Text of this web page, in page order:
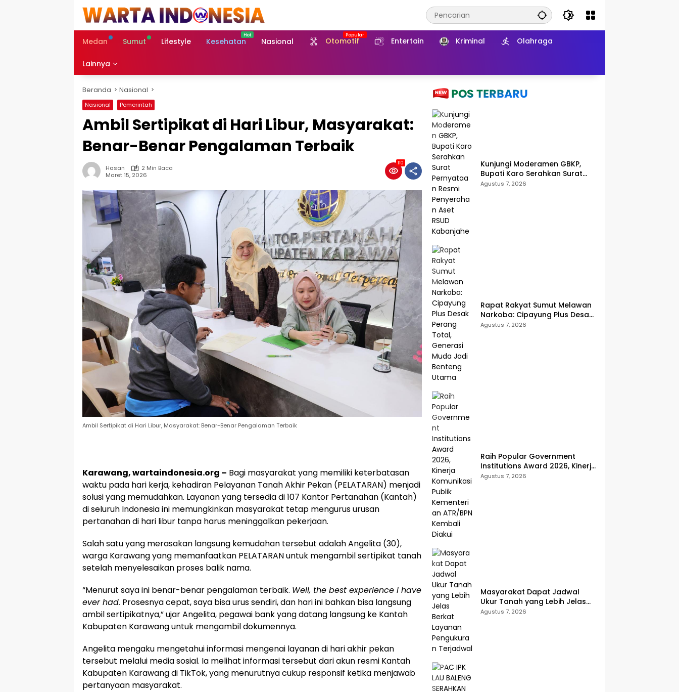
Medan
Sumut Lifestyle Kesehatan Nasional Otomotif Entertain Kriminal Olahraga
Lainnya
Beranda Nasional
Nasional Pemerintah
Ambil Sertipikat di Hari Libur, Masyarakat:
Benar-Benar Pengalaman Terbaik
Hasan
2 Min Baca
Maret 15, 2026
110
Ambil Sertipikat di Hari Libur, Masyarakat: Benar-Benar Pengalaman Terbaik
Karawang, wartaindonesia.org – Bagi masyarakat yang memiliki keterbatasan
waktu pada hari kerja, kehadiran Pelayanan Tanah Akhir Pekan (PELATARAN) menjadi
solusi yang memudahkan. Layanan yang tersedia di 107 Kantor Pertanahan (Kantah)
di seluruh Indonesia ini memungkinkan masyarakat tetap mengurus urusan
pertanahan di hari libur tanpa harus meninggalkan pekerjaan.
Salah satu yang merasakan langsung kemudahan tersebut adalah Angelita (30),
warga Karawang yang memanfaatkan PELATARAN untuk mengambil sertipikat tanah
setelah menyelesaikan proses balik nama.
“Menurut saya ini benar-benar pengalaman terbaik. Well, the best experience I have
ever had. Prosesnya cepat, saya bisa urus sendiri, dan hari ini bahkan bisa langsung
ambil sertipikatnya,” ujar Angelita, pegawai bank yang datang langsung ke Kantah
Kabupaten Karawang untuk mengambil dokumennya.
Angelita mengaku mengetahui informasi mengenai layanan di hari akhir pekan
tersebut melalui media sosial. Ia melihat informasi tersebut dari akun resmi Kantah
Kabupaten Karawang di TikTok, yang menurutnya cukup responsif ketika menjawab
pertanyaan masyarakat.
Kunjungi Moderamen GBKP,
Bupati Karo Serahkan Surat
Pernyataan Resmi Penyerahan
Agustus 7, 2026
Rapat Rakyat Sumut Melawan
Narkoba: Cipayung Plus Desak
Perang Total, Generasi Muda
Agustus 7, 2026
Raih Popular Government
Institutions Award 2026, Kinerja
Komunikasi Publik Kementerian
Agustus 7, 2026
Masyarakat Dapat Jadwal
Ukur Tanah yang Lebih Jelas
Berkat Layanan Pengukuran
Agustus 7, 2026